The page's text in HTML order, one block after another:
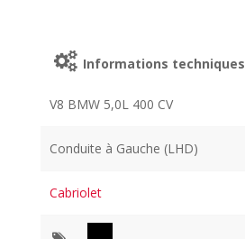
Informations techniques
V8 BMW 5,0L 400 CV
Conduite à Gauche (LHD)
Cabriolet